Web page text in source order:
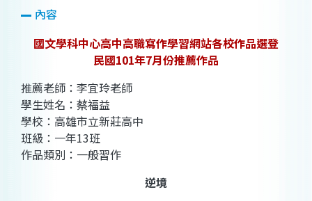
內容
國文學科中心高中高職寫作學習網站各校作品選登
民國101年7月份推薦作品
推薦老師：李宜玲老師
學生姓名：蔡福益
學校：高雄市立新莊高中
班級：一年13班
作品類別：一般習作
逆境